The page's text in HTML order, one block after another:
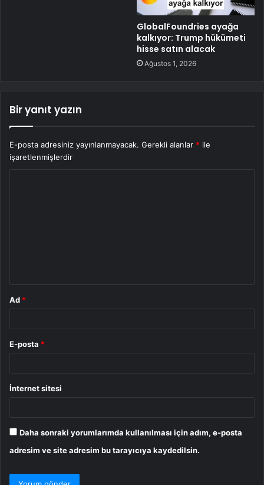
GlobalFoundries ayağa
kalkıyor: Trump hükümeti
hisse satın alacak
Ağustos 1, 2026
Bir yanıt yazın
E-posta adresiniz yayınlanmayacak. Gerekli alanlar * ile
işaretlenmişlerdir
Ad *
E-posta *
İnternet sitesi
Daha sonraki yorumlarımda kullanılması için adım, e-posta
adresim ve site adresim bu tarayıcıya kaydedilsin.